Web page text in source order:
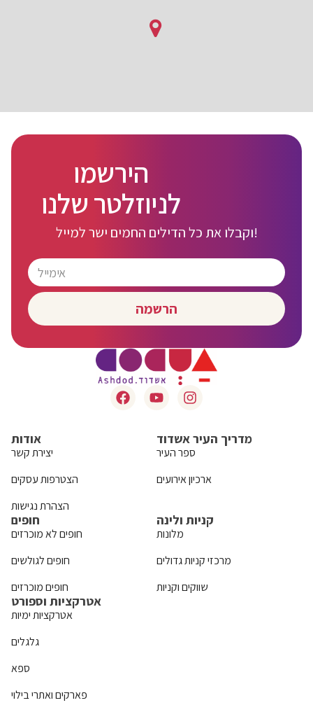
הירשמו
לניוזלטר שלנו
וקבלו את כל הדילים החמים ישר למייל!
הרשמה
אודות
יצירת קשר
הצטרפות עסקים
הצהרת נגישות
מדריך העיר אשדוד
ספר העיר
ארכיון אירועים
חופים
חופים לא מוכרזים
חופים לגולשים
חופים מוכרזים
קניות ולינה
מלונות
מרכזי קניות גדולים
שווקים וקניות
אטרקציות וספורט
אטרקציות ימיות
גלגלים
ספא
פארקים ואתרי בילוי